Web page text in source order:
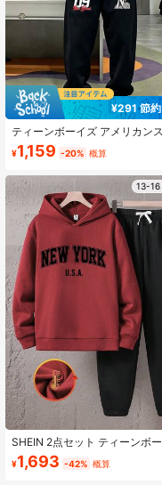
¥291 節約
ティーンボーイズ アメリカン
ートスタイル 怠惰な彫像グラ
クプリント クルーネックスウ
ト、秋/冬、キャンパスシーズ
イリーウェア、学校再開に適
ます
¥1,159 -20% 概算
13-
SHEIN 2点セット ティーンボー
ジュアル クリスマス レタープ
秋用パーカー＆スウェットパ
¥1,693 -42% 概算